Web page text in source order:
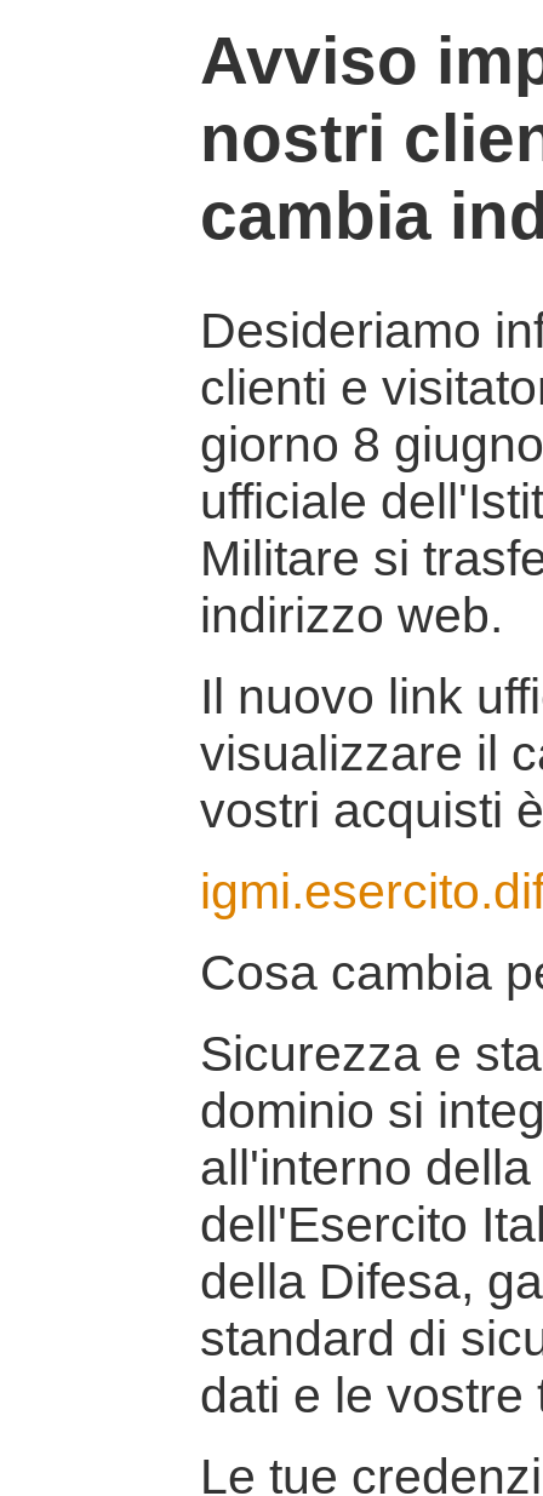
Avviso
nostri
cambia
Desideriamo
clienti e
giorno 8
ufficiale
Militare si
indirizzo web.
Il nuovo link
visualizzare il
vostri acquisti
Cosa cambia
Sicurezza e
dominio si
all'interno
dell'Esercito
della Difesa,
standard di
dati e le vostre
Le tue